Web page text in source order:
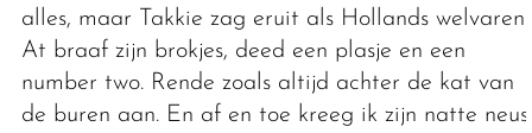
alles, maar Takkie zag eruit als Hollands welvaren.
At braaf zijn brokjes, deed een plasje en een
number two. Rende zoals altijd achter de kat van
de buren aan. En af en toe kreeg ik zijn natte neus